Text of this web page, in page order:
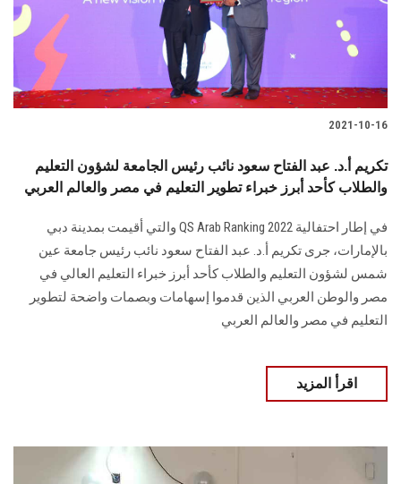
2021-10-16
تكريم أ.د. عبد الفتاح سعود نائب رئيس الجامعة لشؤون التعليم
والطلاب كأحد أبرز خبراء تطوير التعليم في مصر والعالم العربي
في إطار احتفالية QS Arab Ranking 2022 والتي أقيمت بمدينة دبي
بالإمارات، جرى تكريم أ.د. عبد الفتاح سعود نائب رئيس جامعة عين
شمس لشؤون التعليم والطلاب كأحد أبرز خبراء التعليم العالي في
مصر والوطن العربي الذين قدموا إسهامات وبصمات واضحة لتطوير
التعليم في مصر والعالم العربي
اقرأ المزيد